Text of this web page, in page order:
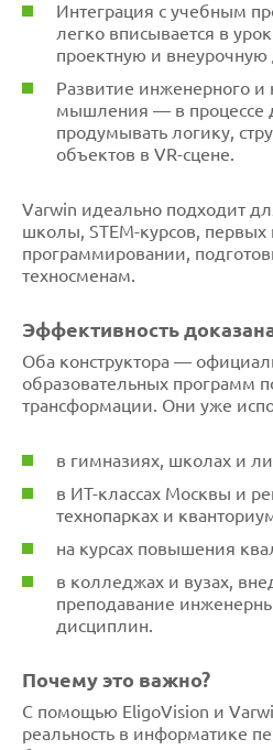
Интеграция с учебным
легко вписывается в
проектную и внеурочную
Развитие инженерного и
мышления — в процессе
продумывать логику,
объектов в VR-сцене.
Varwin идеально подходит
школы, STEM-курсов, первых
программировании,
техносменам.
Эффективность
Оба конструктора —
образовательных программ
трансформации. Они уже
в гимназиях, школах и
в ИТ-классах Москвы и
технопарках и
на курсах повышения
в колледжах и вузах,
преподавание
дисциплин.
Почему это важно?
С помощью EligoVision и
реальность в информатике